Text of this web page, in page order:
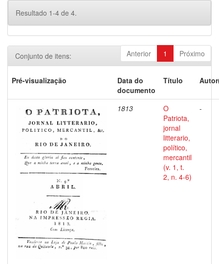
Resultado 1-4 de 4.
Anterior 1 Próximo
Conjunto de itens:
Pré-visualização
Data do
documento
Título
1813
O
Patriota,
jornal
litterario,
político,
mercantil
(v. 1, t.
2, n. 4-6)
-